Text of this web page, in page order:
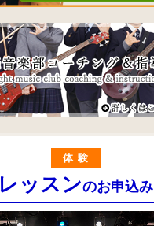
体験
レッスンのお申込み